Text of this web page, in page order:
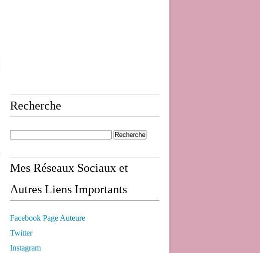
Recherche
Mes Réseaux Sociaux et
Autres Liens Importants
Facebook Page Auteure
Twitter
Instagram